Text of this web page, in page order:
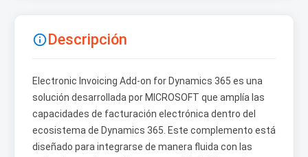
Descripción
Electronic Invoicing Add-on for Dynamics 365 es una
solución desarrollada por MICROSOFT que amplía las
capacidades de facturación electrónica dentro del
ecosistema de Dynamics 365. Este complemento está
diseñado para integrarse de manera fluida con las